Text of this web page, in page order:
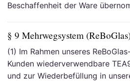
Beschaffenheit der Ware
§ 9 Mehrwegsystem
(1) Im Rahmen unseres
Kunden wiederverwendbare
und zur Wiederbefüllung in